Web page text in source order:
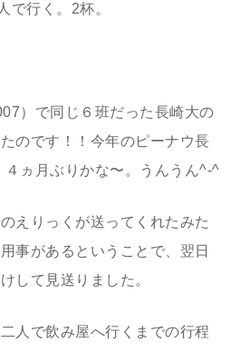
で行く。2杯。
）で同じ６班だった長崎大の
のです！！今年のピーナウ長
ヵ月ぶりかな〜。うんうん^-^
えりっくが送ってくれたみた
事があるということで、翌日
して見送りました。
人で飲み屋へ行くまでの行程